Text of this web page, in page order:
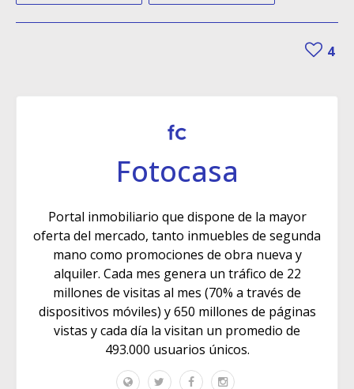
4
Fotocasa
Portal inmobiliario que dispone de la mayor
oferta del mercado, tanto inmuebles de segunda
mano como promociones de obra nueva y
alquiler. Cada mes genera un tráfico de 22
millones de visitas al mes (70% a través de
dispositivos móviles) y 650 millones de páginas
vistas y cada día la visitan un promedio de
493.000 usuarios únicos.